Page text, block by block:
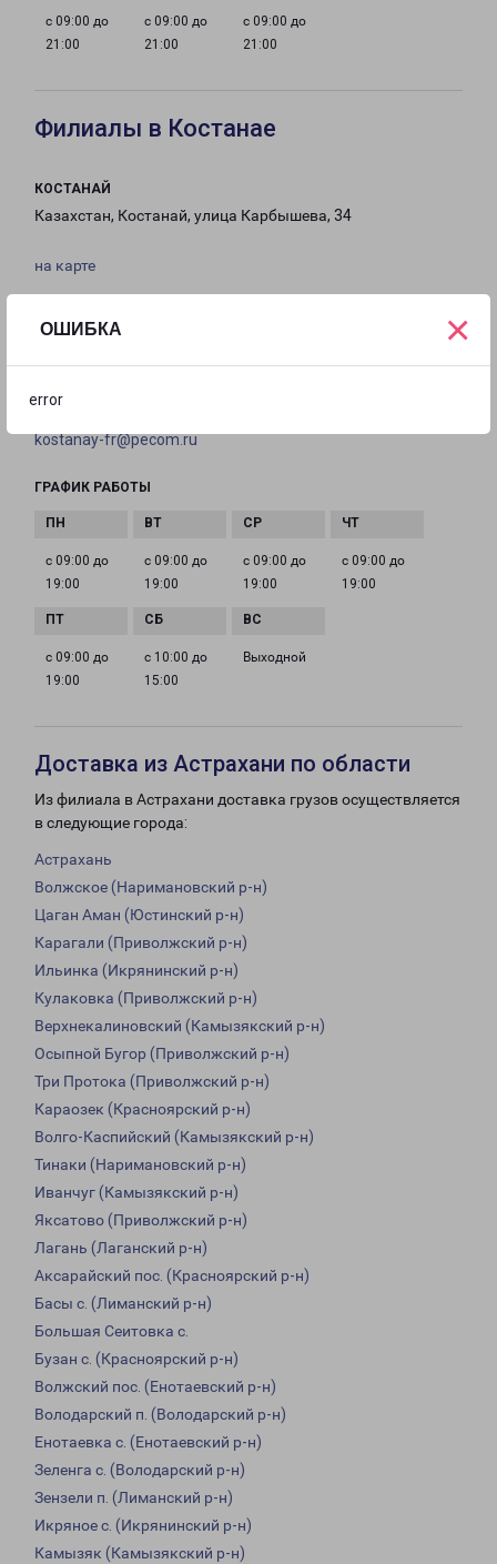
ОШИБКА
error
×
с 09:00 до
21:00
с 09:00 до
21:00
с 09:00 до
21:00
Филиалы в Костанае
КОСТАНАЙ
Казахстан, Костанай, улица Карбышева, 34
на карте
+7(707) 965-85-84, +7 (702) 862-17-92, +7 (776)
344-44-69
kostanay-fr@pecom.ru
ГРАФИК РАБОТЫ
с 09:00 до
19:00
с 09:00 до
19:00
с 09:00 до
19:00
с 09:00 до
19:00
с 09:00 до
19:00
с 10:00 до
15:00
Выходной
Доставка из Астрахани по области
Из филиала в Астрахани доставка грузов осуществляется
в следующие города:
Астрахань
Волжское (Наримановский р-н)
Цаган Аман (Юстинский р-н)
Карагали (Приволжский р-н)
Ильинка (Икрянинский р-н)
Кулаковка (Приволжский р-н)
Верхнекалиновский (Камызякский р-н)
Осыпной Бугор (Приволжский р-н)
Три Протока (Приволжский р-н)
Караозек (Красноярский р-н)
Волго-Каспийский (Камызякский р-н)
Тинаки (Наримановский р-н)
Иванчуг (Камызякский р-н)
Яксатово (Приволжский р-н)
Лагань (Лаганский р-н)
Аксарайский пос. (Красноярский р-н)
Басы с. (Лиманский р-н)
Большая Сеитовка с.
Бузан с. (Красноярский р-н)
Волжский пос. (Енотаевский р-н)
Володарский п. (Володарский р-н)
Енотаевка с. (Енотаевский р-н)
Зеленга с. (Володарский р-н)
Зензели п. (Лиманский р-н)
Икряное с. (Икрянинский р-н)
Камызяк (Камызякский р-н)